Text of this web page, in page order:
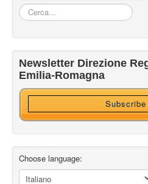
Cerca...
Newsletter Direzione
Emilia-Romagna
Subscribe
Iscriviti alla nostra newsletter
Ricevi HTML?
Choose language: